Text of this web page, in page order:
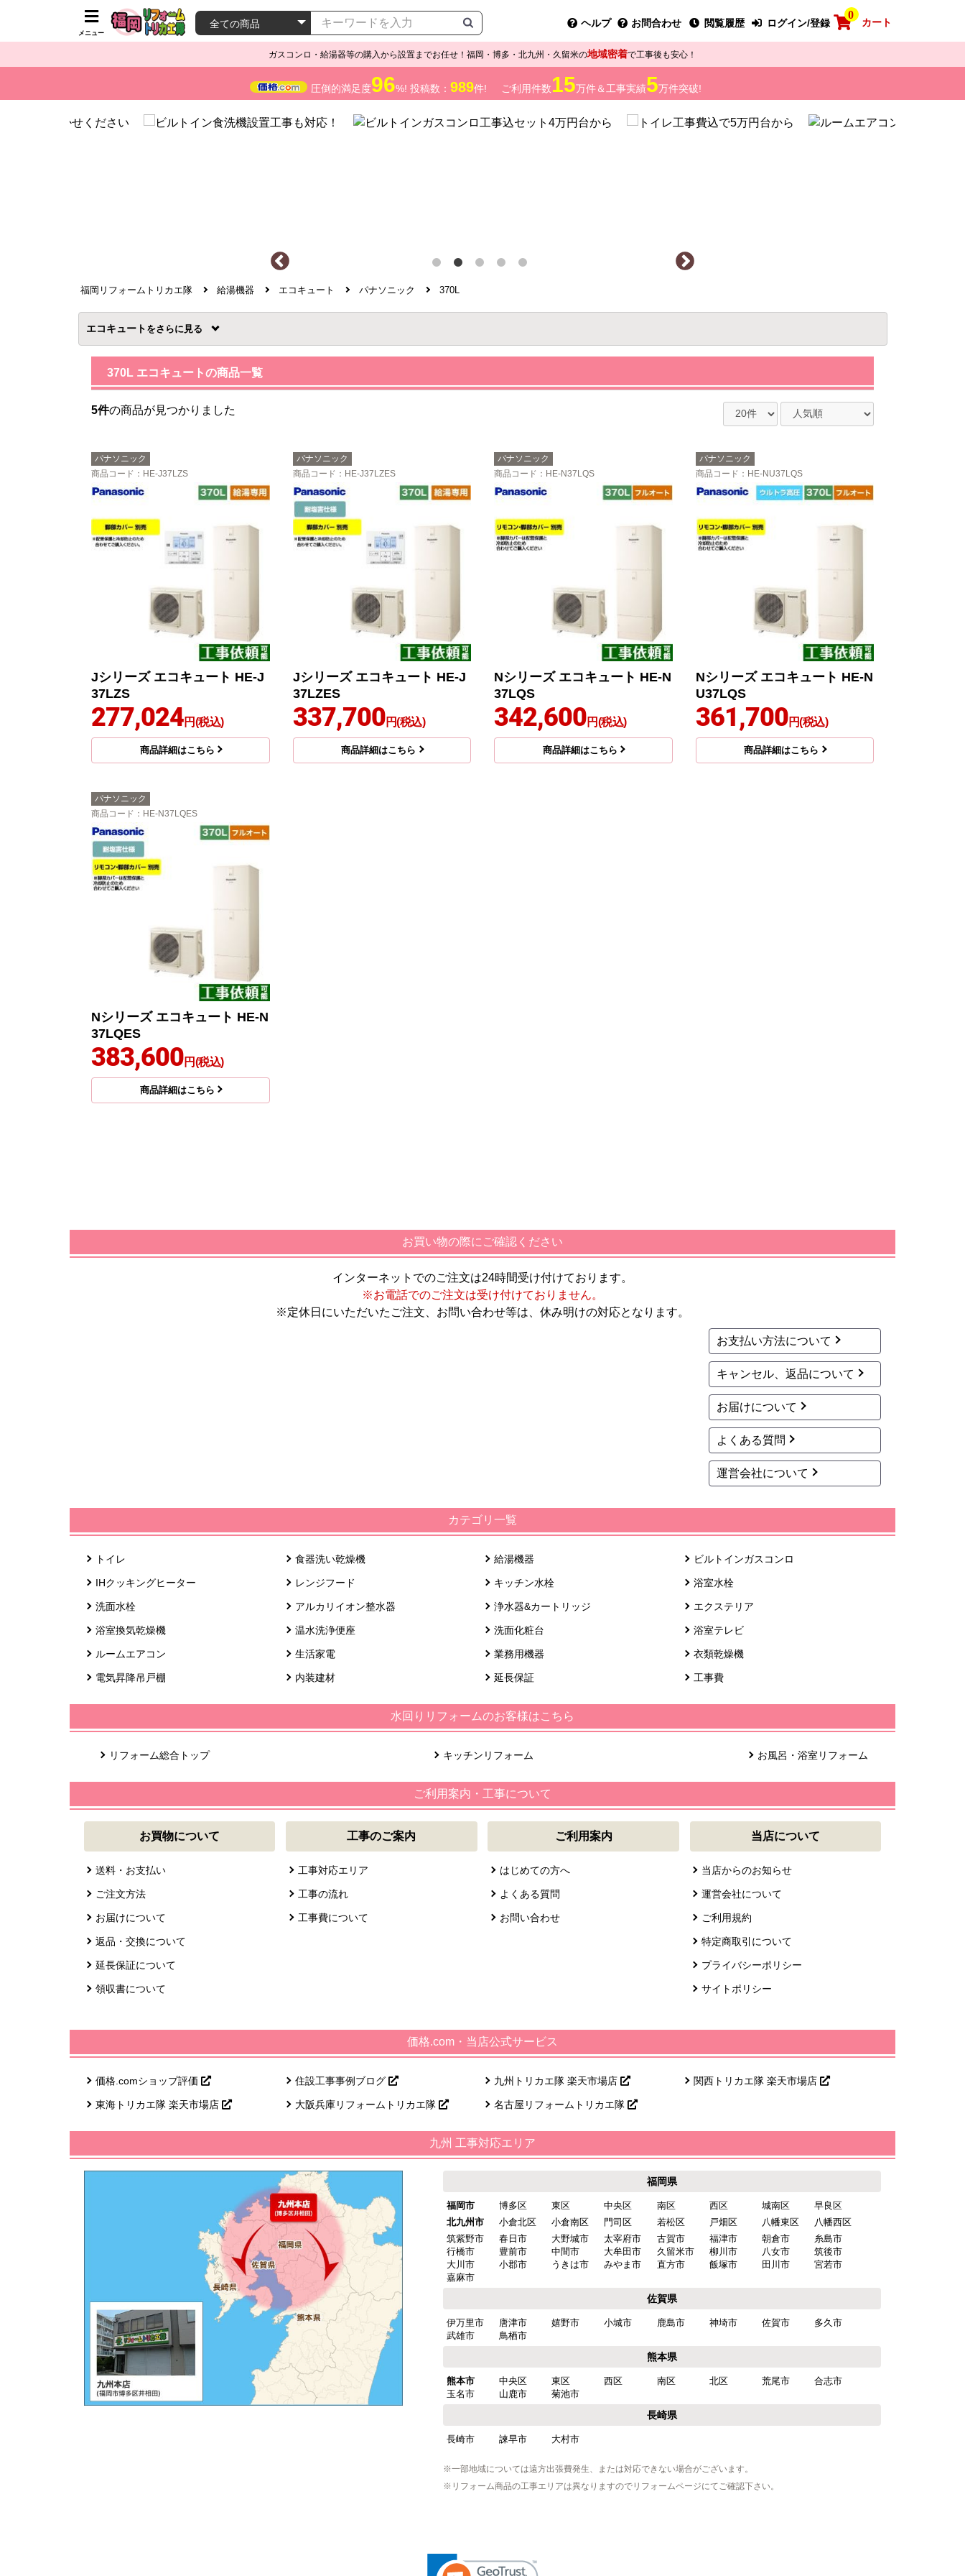
メニュー
ヘルプ お問合わせ 閲覧履歴 ログイン/登録
0
カート
ガスコンロ・給湯器等の購入から設置までお任せ！福岡・博多・北九州・久留米の地域密着で工事後も安心！
圧倒的満足度96%! 投稿数： 989件! ご利用件数15万件＆工事実績5万件突破!
福岡リフォームトリカエ隊 給湯機器 エコキュート パナソニック 370L
エコキュート を
370L エコキュートの商品一覧
5件の商品が見つかりました
パナソニック
商品コード ：HE-J37LZS
Jシリーズ エコキュート HE-J
37LZS
277,024円(税込)
商品詳細はこちら
パナソニック
商品コード ：HE-J37LZES
Jシリーズ エコキュート HE-J
37LZES
337,700円(税込)
商品詳細はこちら
パナソニック
商品コード ：HE-N37LQS
Nシリーズ エコキュート HE-N
37LQS
342,600円(税込)
商品詳細はこちら
パナソニック
商品コード ：HE-NU37LQS
Nシリーズ エコキュート HE-N
U37LQS
361,700円(税込)
商品詳細はこちら
パナソニック
商品コード ：HE-N37LQES
Nシリーズ エコキュート HE-N
37LQES
383,600円(税込)
商品詳細はこちら
お買い物の際にご確認ください
インターネットでのご注文は24時間受け付けております。
※お電話でのご注文は受け付けておりません。
※定休日にいただいたご注文、お問い合わせ等は、休み明けの対応となります。
お支払い方法について
キャンセル、返品について
お届けについて
よくある質問
運営会社について
カテゴリ一覧
トイレ 食器洗い乾燥機 給湯機器 ビルトインガスコンロ
IHクッキングヒーター レンジフード キッチン水栓 浴室水栓
洗面水栓 アルカリイオン整水器 浄水器&カートリッジ エクステリア
浴室換気乾燥機 温水洗浄便座 洗面化粧台 浴室テレビ
ルームエアコン 生活家電 業務用機器 衣類乾燥機
電気昇降吊戸棚 内装建材 延長保証 工事費
水回りリフォームのお客様はこちら
リフォーム総合トップ キッチンリフォーム お風呂・浴室リフォーム
ご利用案内・工事について
お買物について
送料・お支払い
ご注文方法
お届けについて
返品・交換について
延長保証について
領収書について
工事のご案内
工事対応エリア
工事の流れ
工事費について
ご利用案内
はじめての方へ
よくある質問
お問い合わせ
当店について
当店からのお知らせ
運営会社について
ご利用規約
特定商取引について
プライバシーポリシー
サイトポリシー
価格.com・当店公式サービス
価格.comショップ評価 住設工事事例ブログ 九州トリカエ隊 楽天市場店 関西トリカエ隊 楽天市場店
東海トリカエ隊 楽天市場店 大阪兵庫リフォームトリカエ隊 名古屋リフォームトリカエ隊
九州 工事対応エリア
福岡県
福岡市 博多区 東区 中央区 南区 西区 城南区
早良区
北九州市
小倉北区 小倉南区 門司区 若松区 戸畑区 八幡東区
八幡西区
筑紫野市
春日市 大野城市 太宰府市 古賀市 福津市 朝倉市
糸島市
行橋市
豊前市 中間市 大牟田市 久留米市 柳川市 八女市
筑後市
大川市
小郡市 うきは市 みやま市 直方市 飯塚市 田川市
宮若市
嘉麻市
佐賀県
伊万里市 唐津市 嬉野市 小城市 鹿島市 神埼市 佐賀市
多久市
武雄市
鳥栖市
熊本県
熊本市 中央区 東区 西区 南区 北区 荒尾市
合志市
玉名市
山鹿市 菊池市
長崎県
長崎市 諫早市 大村市
※一部地域については遠方出張費発生、または対応できない場合がございます。
※リフォーム商品の工事エリアは異なりますのでリフォームページにてご確認下さい。